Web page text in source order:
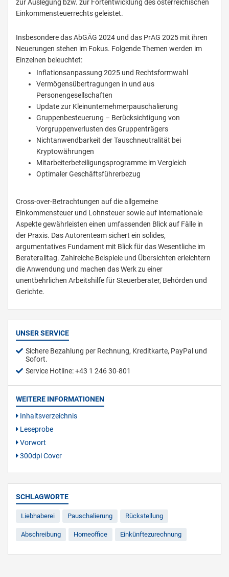
zur Auslegung bzw. zur Fortentwicklung des österreichischen
Einkommensteuerrechts geleistet.
Insbesondere das AbGÄG 2024 und das PrAG 2025 mit ihren
Neuerungen stehen im Fokus. Folgende Themen werden im
Einzelnen beleuchtet:
Inflationsanpassung 2025 und Rechtsformwahl
Vermögensübertragungen in und aus
Personengesellschaften
Update zur Kleinunternehmerpauschalierung
Gruppenbesteuerung – Berücksichtigung von
Vorgruppenverlusten des Gruppenträgers
Nichtanwendbarkeit der Tauschneutralität bei
Kryptowährungen
Mitarbeiterbeteiligungsprogramme im Vergleich
Optimaler Geschäftsführerbezug
Cross-over-Betrachtungen auf die allgemeine
Einkommensteuer und Lohnsteuer sowie auf internationale
Aspekte gewährleisten einen umfassenden Blick auf Fälle in
der Praxis. Das Autorenteam sichert ein solides,
argumentatives Fundament mit Blick für das Wesentliche im
Berateralltag. Zahlreiche Beispiele und Übersichten erleichtern
die Anwendung und machen das Werk zu einer
unentbehrlichen Arbeitshilfe für Steuerberater, Behörden und
Gerichte.
UNSER SERVICE
Sichere Bezahlung per Rechnung, Kreditkarte, PayPal und
Sofort.
Service Hotline: +43 1 246 30-801
WEITERE INFORMATIONEN
Inhaltsverzeichnis
Leseprobe
Vorwort
300dpi Cover
SCHLAGWORTE
Liebhaberei Pauschalierung Rückstellung
Abschreibung Homeoffice Einkünftezurechnung